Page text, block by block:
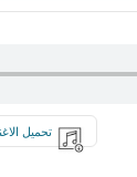
تحميل